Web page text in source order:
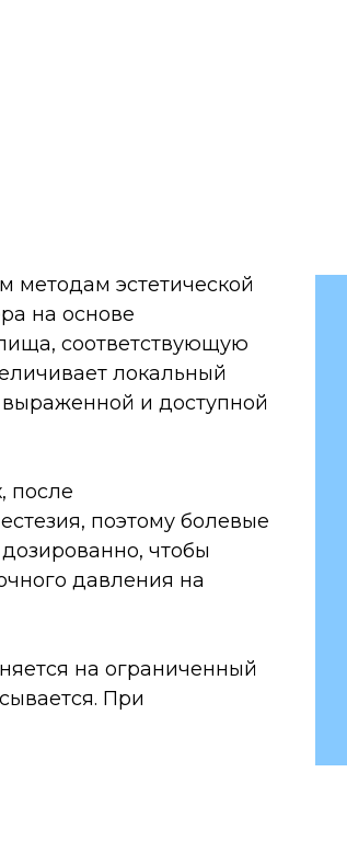
методам эстетической
на основе
соответствующую
локальный
выраженной и доступной
после
поэтому болевые
чтобы
давления на
на ограниченный
При